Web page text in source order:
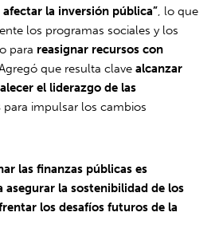
la inversión pública” , lo que
los programas sociales y los
para reasignar recursos con
Agregó que resulta clavealcanzar
el liderazgo de las
para impulsar los cambios
las finanzas públicas es
asegurar la sostenibilidad de los
los desafíos futuros de la